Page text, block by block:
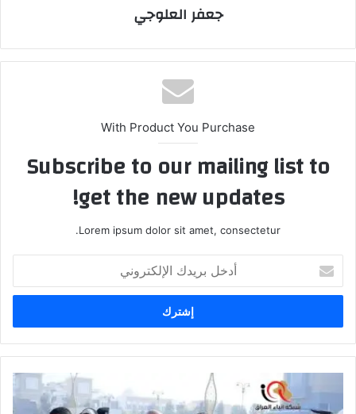
جعفر العلوجي
With Product You Purchase
Subscribe to our mailing list to
get the new updates!
Lorem ipsum dolor sit amet, consectetur.
بريدك
الإلكتروني